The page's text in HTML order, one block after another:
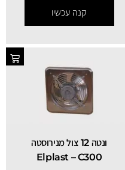
קנה עכשיו
ונטה 12 צול מנירוסטה
Elplast – C300